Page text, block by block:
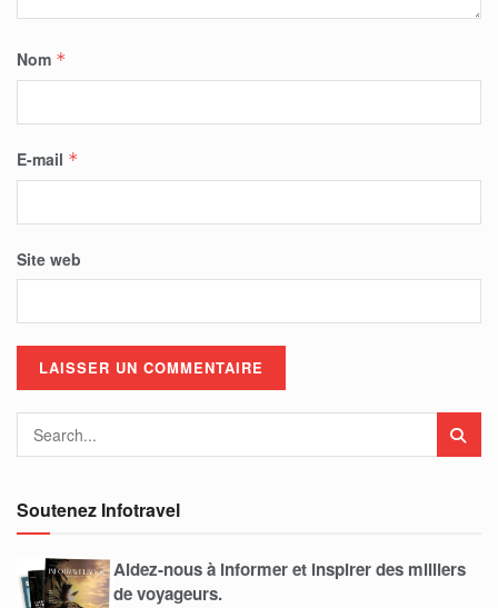
Nom *
E-mail *
Site web
Soutenez Infotravel
Aidez-nous à informer et inspirer des milliers
de voyageurs.